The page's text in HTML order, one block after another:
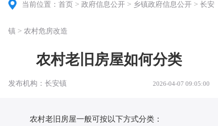
当前位置：首页 >政府信息公开 > 乡镇政府信息公开 >长安
镇 >农村危房改造
农村老旧房屋如何分类
发布机构：长安镇 2026-04-07 09:05:00
农村老旧房屋一般可按以下方式分类：